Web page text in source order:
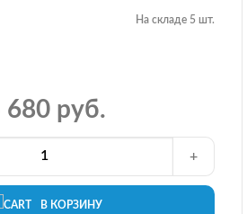
На складе 5 шт.
680 руб.
В КОРЗИНУ
+